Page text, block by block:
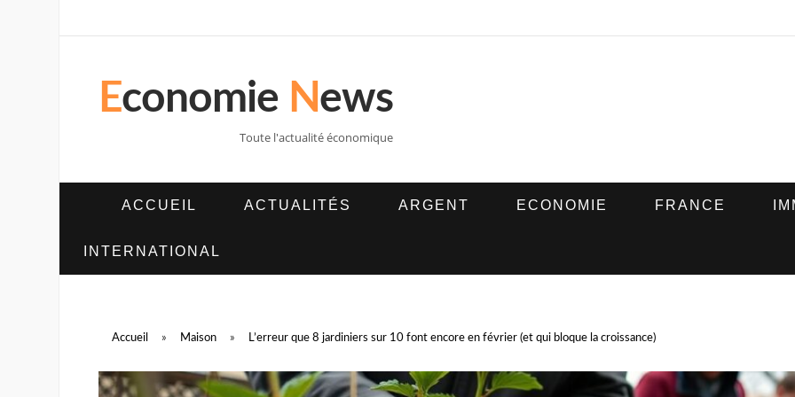
Economie News
Toute l'actualité économique
ACCUEIL ACTUALITÉS ARGENT ECONOMIE FRANCE
INTERNATIONAL
Accueil » Maison » L’erreur que 8 jardiniers sur 10 font encore en février (et qui bloque la croissance)